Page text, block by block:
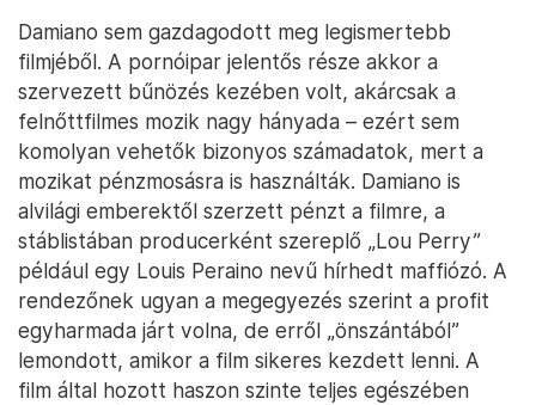
Damiano sem gazdagodott meg legismertebb
filmjéből. A pornóipar jelentős része akkor a
szervezett bűnözés kezében volt, akárcsak a
felnőttfilmes mozik nagy hányada – ezért sem
komolyan vehetők bizonyos számadatok, mert a
mozikat pénzmosásra is használták. Damiano is
alvilági emberektől szerzett pénzt a filmre, a
stáblistában producerként szereplő „Lou Perry”
például egy Louis Peraino nevű hírhedt maffiózó. A
rendezőnek ugyan a megegyezés szerint a profit
egyharmada járt volna, de erről „önszántából”
lemondott, amikor a film sikeres kezdett lenni. A
film által hozott haszon szinte teljes egészében